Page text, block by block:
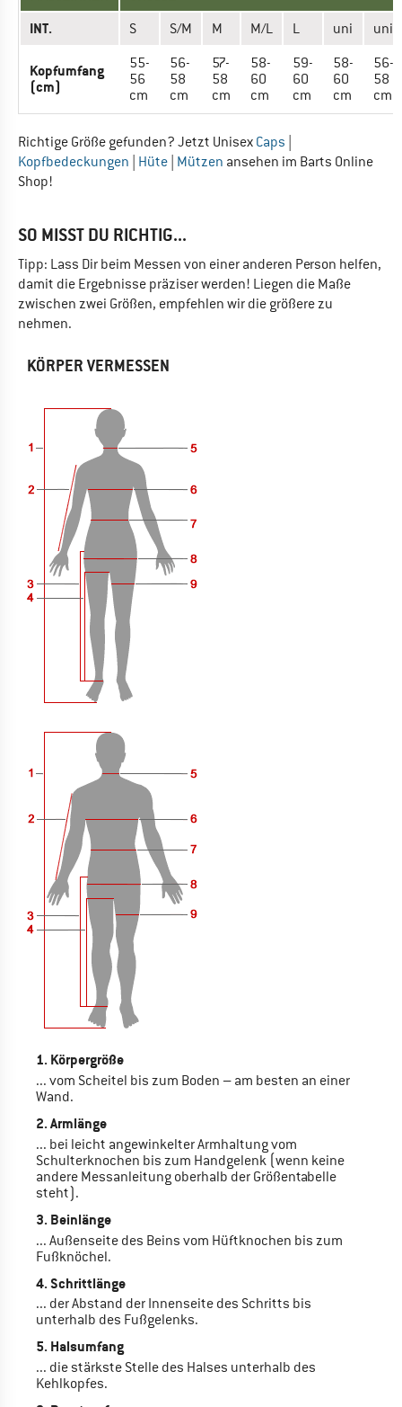
INT. S S/M M M/L L uni uni
Kopfumfang
(cm)
55-
56
cm
56-
58
cm
57-
58
cm
58-
60
cm
59-
60
cm
58-
60
cm
56-
58
cm
Richtige Größe gefunden? Jetzt Unisex Caps
Kopfbedeckungen Hüte Mützen ansehen im Barts Online
Shop!
SO MISST DU RICHTIG...
Tipp: Lass Dir beim Messen von einer anderen Person helfen,
damit die Ergebnisse präziser werden! Liegen die Maße
zwischen zwei Größen, empfehlen wir die größere zu
nehmen.
KÖRPER VERMESSEN
1. Körpergröße
... vom Scheitel bis zum Boden – am besten an einer
Wand.
2. Armlänge
... bei leicht angewinkelter Armhaltung vom
Schulterknochen bis zum Handgelenk (wenn keine
andere Messanleitung oberhalb der Größentabelle
steht).
3. Beinlänge
... Außenseite des Beins vom Hüftknochen bis zum
Fußknöchel.
4. Schrittlänge
... der Abstand der Innenseite des Schritts bis
unterhalb des Fußgelenks.
5. Halsumfang
... die stärkste Stelle des Halses unterhalb des
Kehlkopfes.